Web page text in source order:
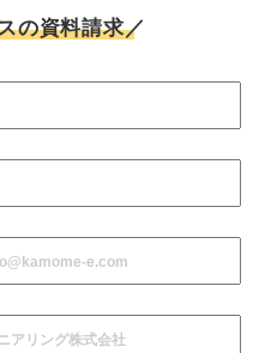
の資料請求／